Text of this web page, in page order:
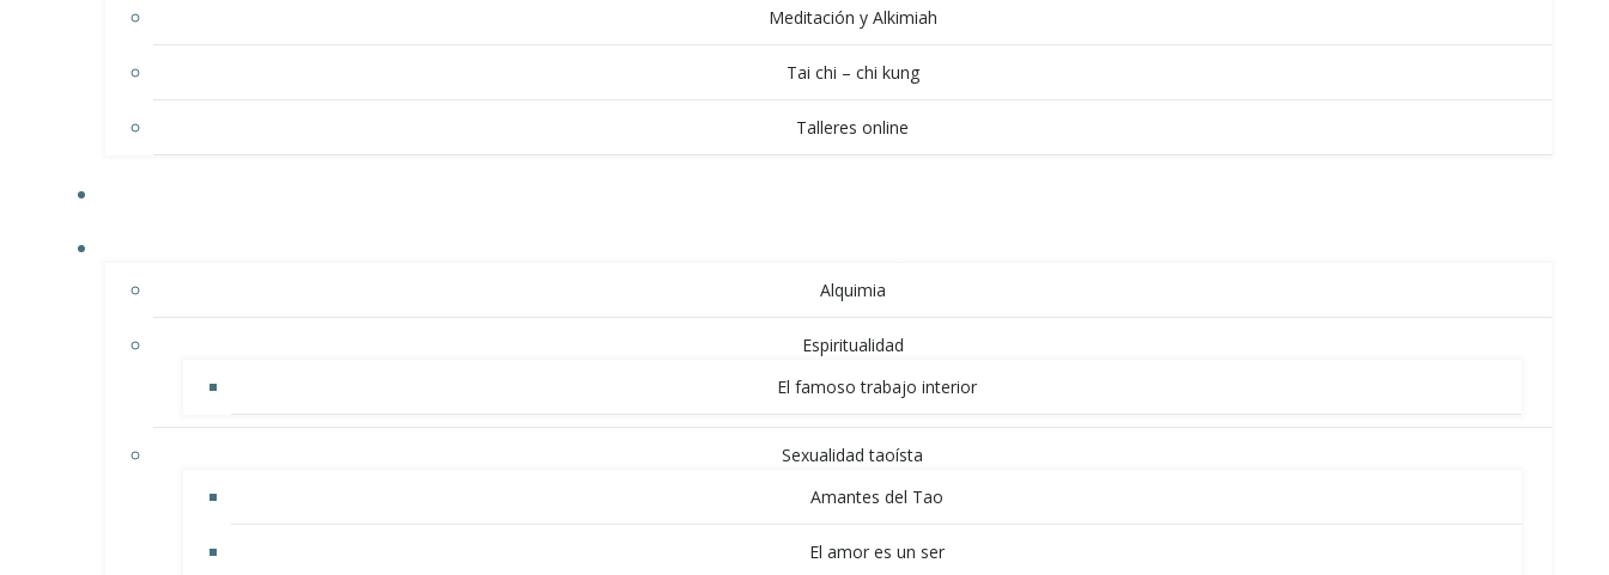
Meditación y Alkimiah
Tai chi – chi kung
Talleres online
Alquimia
Espiritualidad
El famoso trabajo interior
Sexualidad taoísta
Amantes del Tao
El amor es un ser